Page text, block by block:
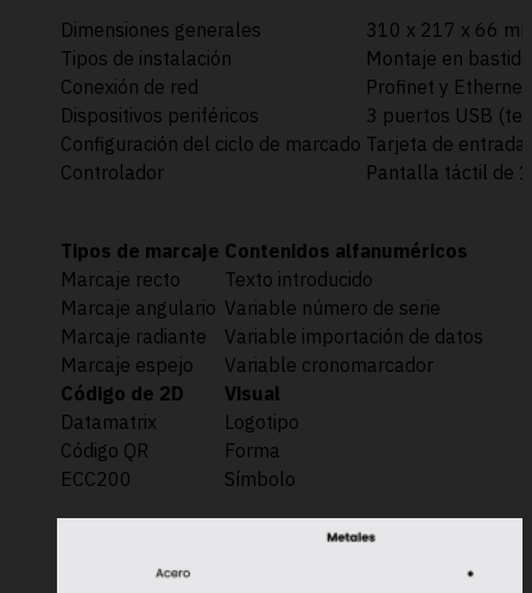
Dimensiones generales
310 x 217 x 66
Tipos de instalación
Montaje en
Conexión de red
Profinet y
Dispositivos periféricos
3 puertos USB
Configuración del ciclo de marcado Tarjeta de
Controlador
Pantalla táctil de
Tipos de marcaje Contenidos alfanuméricos
Marcaje recto
Texto introducido
Marcaje angulario Variable número de serie
Marcaje radiante
Variable importación de datos
Marcaje espejo
Variable cronomarcador
Código de 2D
Visual
Datamatrix
Logotipo
Código QR
Forma
ECC200
Símbolo